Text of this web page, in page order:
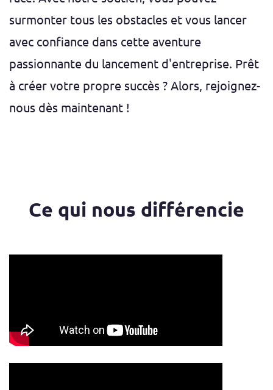
surmonter tous les obstacles et vous lancer
avec confiance dans cette aventure
passionnante du lancement d'entreprise. Prêt
à créer votre propre succès ? Alors, rejoignez-
nous dès maintenant !
Ce qui nous différencie